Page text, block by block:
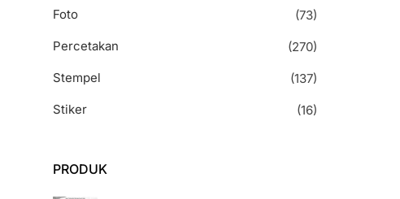
Foto
(73)
Percetakan
(270)
Stempel
(137)
Stiker
(16)
PRODUK